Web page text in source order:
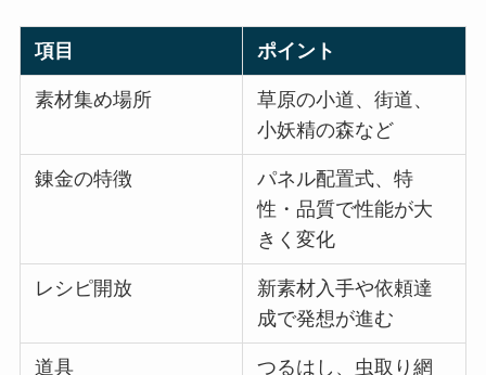
項目 ポイント
素材集め場所
草原の小道、街道、
小妖精の森など
錬金の特徴
パネル配置式、特
性・品質で性能が大
きく変化
レシピ開放
新素材入手や依頼達
成で発想が進む
道具
つるはし、虫取り網